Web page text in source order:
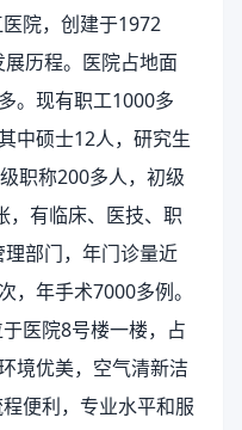
院，创建于1972
历程。医院占地面
。现有职工1000多
中硕士12人，研究生
职称200多人，初级
，有临床、医技、职
部门，年门诊量近
，年手术7000多例。
医院8号楼一楼，占
境优美，空气清新洁
便利，专业水平和服